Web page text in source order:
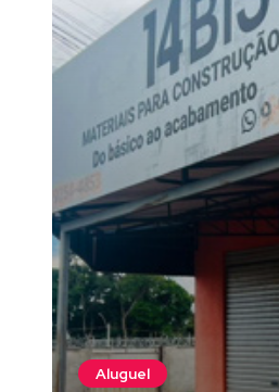
Aluguel